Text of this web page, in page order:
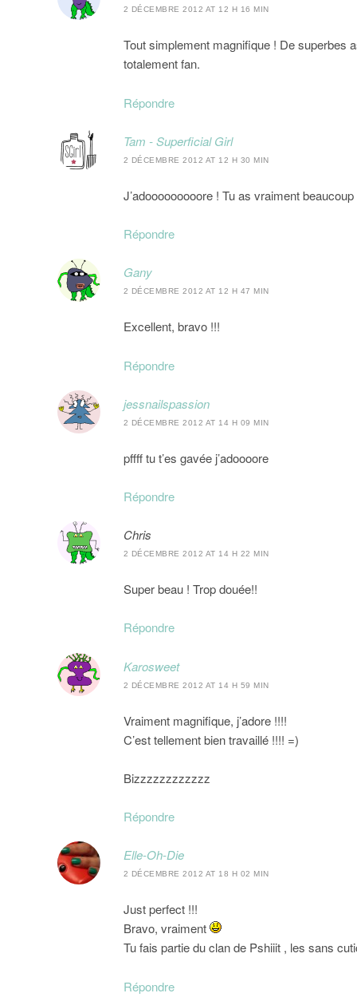
2 DÉCEMBRE 2012 AT 12 H 16 MIN
Tout simplement magnifique ! De superbes
totalement fan.
Répondre
Tam - Superficial Girl
2 DÉCEMBRE 2012 AT 12 H 30 MIN
J’adooooooooore ! Tu as vraiment
Répondre
Gany
2 DÉCEMBRE 2012 AT 12 H 47 MIN
Excellent, bravo !!!
Répondre
jessnailspassion
2 DÉCEMBRE 2012 AT 14 H 09 MIN
pffff tu t’es gavée j’adoooore
Répondre
Chris
2 DÉCEMBRE 2012 AT 14 H 22 MIN
Super beau ! Trop douée!!
Répondre
Karosweet
2 DÉCEMBRE 2012 AT 14 H 59 MIN
Vraiment magnifique, j’adore !!!!
C’est tellement bien travaillé !!!! =)
Bizzzzzzzzzzzz
Répondre
Elle-Oh-Die
2 DÉCEMBRE 2012 AT 18 H 02 MIN
Just perfect !!!
Bravo, vraiment
Tu fais partie du clan de Pshiiit , les sans
Répondre